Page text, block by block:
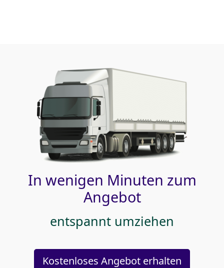
In wenigen Minuten zum
Angebot
entspannt umziehen
Kostenloses Angebot erhalten